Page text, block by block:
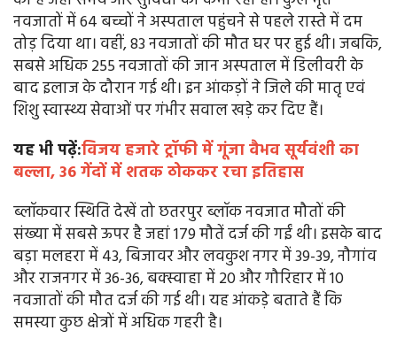
नवजातों में 64 बच्चों ने अस्पताल पहुंचने से पहले रास्ते में दम
तोड़ दिया था। वहीं, 83 नवजातों की मौत घर पर हुई थी। जबकि,
सबसे अधिक 255 नवजातों की जान अस्पताल में डिलीवरी के
बाद इलाज के दौरान गई थी। इन आंकड़ों ने जिले की मातृ एवं
शिशु स्वास्थ्य सेवाओं पर गंभीर सवाल खड़े कर दिए हैं।
यह भी पढ़ें:विजय हजारे ट्रॉफी में गूंजा वैभव सूर्यवंशी का
बल्ला, 36 गेंदों में शतक ठोककर रचा इतिहास
ब्लॉकवार स्थिति देखें तो छतरपुर ब्लॉक नवजात मौतों की
संख्या में सबसे ऊपर है जहां 179 मौतें दर्ज की गईं थी। इसके बाद
बड़ा मलहरा में 43, बिजावर और लवकुश नगर में 39-39, नौगांव
और राजनगर में 36-36, बक्स्वाहा में 20 और गौरिहार में 10
नवजातों की मौत दर्ज की गई थी। यह आंकड़े बताते हैं कि
समस्या कुछ क्षेत्रों में अधिक गहरी है।